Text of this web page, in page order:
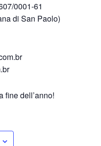
0001-61
di San Paolo)
fine dell’anno!